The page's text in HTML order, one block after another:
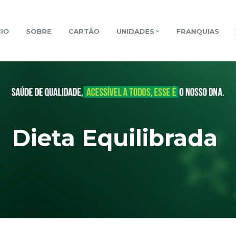
SOBRE CARTÃO UNIDADES FRANQUIAS
Dieta Equilibrada